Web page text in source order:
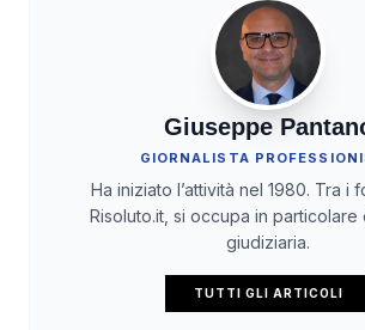
Giuseppe
GIORNALISTA
Ha iniziato l’attività nel 1980. Tra i
Risoluto.it, si occupa in particolare
giudiziaria.
TUTTI GLI ARTICOLI